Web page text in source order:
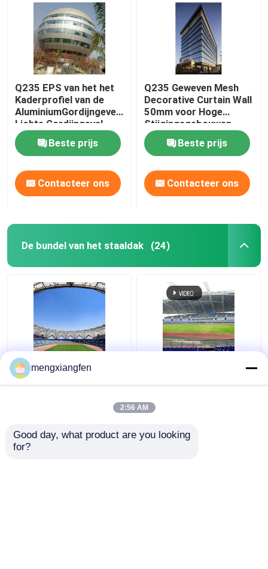
Q235 EPS van het het
Kaderprofiel van de
AluminiumGordijngevel
Lichte Gordijngevel
50mm
Beste prijs
Contacteer ons
Q235 Geweven Mesh
Decorative Curtain Wall
50mm voor Hoge
Stijgingsgebouwen
Beste prijs
Contacteer ons
De bundel van het staaldak (24)
Q235 Gebogen van het
het Metaaldak van het
Bundels van het het
Metaaldak Zilver
mengxiangfen
2:56 AM
Good day, what product are you looking
for?